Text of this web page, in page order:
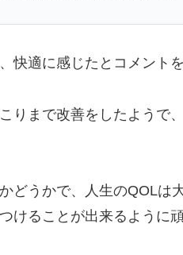
快適に感じたとコメント
りまで改善をしたようで
どうかで、人生のQOLは
けることが出来るように